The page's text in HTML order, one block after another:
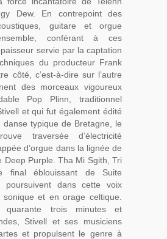
Dew. En contrepoint des
guitare et orgue
conférant à ces
servie par la captation
du producteur Frank
côté, c’est-à-dire sur l’autre
des morceaux vigoureux
Pop Plinn, traditionnel
et qui fut également édité
danse typique de Bretagne, le
traversée d’électricité
d’orgue dans la lignée de
Deep Purple. Tha Mi Sgith, Tri
final éblouissant de Suite
poursuivent dans cette voix
et en orage celtique.
quarante trois minutes et
Stivell et ses musiciens
et propulsent le genre à